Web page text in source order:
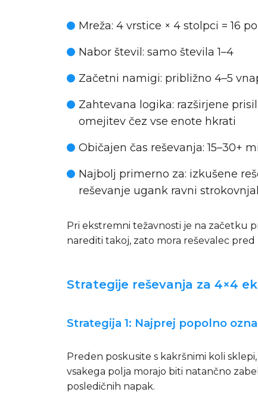
Mreža: 4 vrstice × 4 stolpci = 16
Nabor števil: samo števila 1–4
Začetni namigi: približno 4–5
Zahtevana logika: razširjene
omejitev čez vse enote hkrati
Običajen čas reševanja: 15–30+
Najbolj primerno za: izkušene
reševanje ugank ravni
Pri ekstremni težavnosti je na začetku
narediti takoj, zato mora reševalec
Strategije reševanja za 4×4
Strategija 1: Najprej popolno
Preden poskusite s kakršnimi koli
vsakega polja morajo biti natančno
posledičnih napak.